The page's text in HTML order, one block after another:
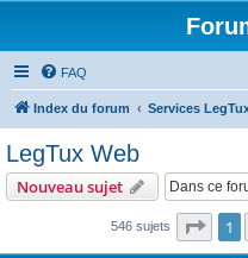
FAQ
Index du forum Services
LegTux Web
Nouveau sujet
546 sujets Page
1